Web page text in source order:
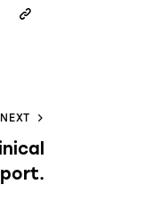
NEXT